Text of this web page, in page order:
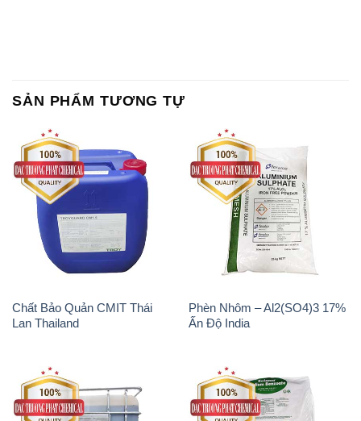
SẢN PHẨM TƯƠNG TỰ
Chất Bảo Quản CMIT Thái
Lan Thailand
Phèn Nhôm – Al2(SO4)3 17%
Ấn Độ India